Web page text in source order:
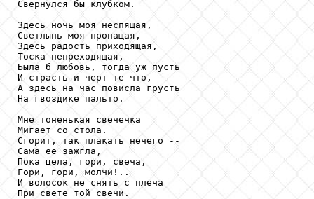
Свернулся бы клубком.
Здесь ночь моя неспящая,
Светлынь моя пропащая,
Здесь радость приходящая,
Тоска непреходящая,
Была б любовь, тогда уж пусть
И страсть и черт-те что,
А здесь на час повисла грусть
На гвоздике пальто.
Мне тоненькая свечечка
Мигает со стола.
Сгорит, так плакать нечего --
Сама ее зажгла,
Пока цела, гори, свеча,
Гори, гори, молчи!..
И волосок не снять с плеча
При свете той свечи.